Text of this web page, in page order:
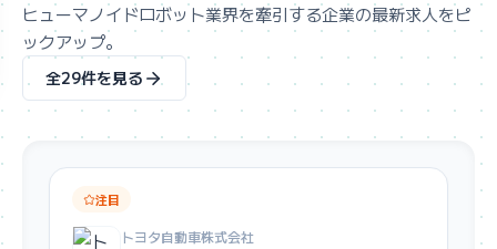
ヒューマノイドロボット業界を牽引する企業の最新求人をピ
ックアップ。
全29件を見る
注目
トヨタ自動車株式会社